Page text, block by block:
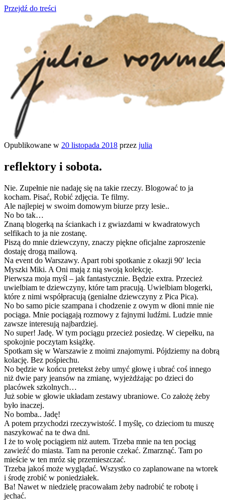
Przejdź do treści
Opublikowane w 20 listopada 2018 przez julia
reflektory i sobota.
Nie. Zupełnie nie nadaję się na takie rzeczy. Blogować to ja
kocham. Pisać, Robić zdjęcia. Te filmy.
Ale najlepiej w swoim domowym biurze przy lesie..
No bo tak…
Znaną blogerką na ściankach i z gwiazdami w kwadratowych
selfikach to ja nie zostanę.
Piszą do mnie dziewczyny, znaczy piękne oficjalne zaproszenie
dostaję drogą mailową.
Na event do Warszawy. Apart robi spotkanie z okazji 90′ lecia
Myszki Miki. A Oni mają z nią swoją kolekcję.
Pierwsza moja myśl – jak fantastycznie. Będzie extra. Przecież
uwielbiam te dziewczyny, które tam pracują. Uwielbiam blogerki,
które z nimi współpracują (genialne dziewczyny z Pica Pica).
No bo samo picie szampana i chodzenie z owym w dłoni mnie nie
pociąga. Mnie pociągają rozmowy z fajnymi ludźmi. Ludzie mnie
zawsze interesują najbardziej.
No super! Jadę. W tym pociągu przecież posiedzę. W ciepełku, na
spokojnie poczytam książkę.
Spotkam się w Warszawie z moimi znajomymi. Pójdziemy na dobrą
kolację. Bez pośpiechu.
No będzie w końcu pretekst żeby umyć głowę i ubrać coś innego
niż dwie pary jeansów na zmianę, wyjeżdżając po dzieci do
placówek szkolnych…
Już sobie w głowie układam zestawy ubraniowe. Co założę żeby
było inaczej.
No bomba.. Jadę!
A potem przychodzi rzeczywistość. I myślę, co dzieciom tu muszę
naszykować na te dwa dni.
I że to wolę pociągiem niż autem. Trzeba mnie na ten pociąg
zawieźć do miasta. Tam na peronie czekać. Zmarznąć. Tam po
mieście w ten mróz się przemieszczać.
Trzeba jakoś może wyglądać. Wszystko co zaplanowane na wtorek
i środę zrobić w poniedziałek.
Ba! Nawet w niedzielę pracowałam żeby nadrobić te robotę i
jechać.